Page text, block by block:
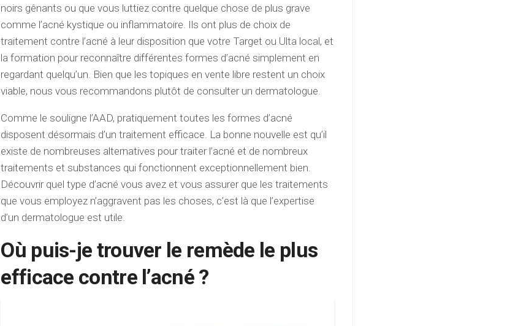
noirs gênants ou que vous luttiez contre quelque chose de plus grave
comme l’acné kystique ou inflammatoire. Ils ont plus de choix de
traitement contre l’acné à leur disposition que votre Target ou Ulta local, et
la formation pour reconnaître différentes formes d’acné simplement en
regardant quelqu’un. Bien que les topiques en vente libre restent un choix
viable, nous vous recommandons plutôt de consulter un dermatologue.
Comme le souligne l’AAD, pratiquement toutes les formes d’acné
disposent désormais d’un traitement efficace. La bonne nouvelle est qu’il
existe de nombreuses alternatives pour traiter l’acné et de nombreux
traitements et substances qui fonctionnent exceptionnellement bien.
Découvrir quel type d’acné vous avez et vous assurer que les traitements
que vous employez n’aggravent pas les choses, c’est là que l’expertise
d’un dermatologue est utile.
Où puis-je trouver le remède le plus
efficace contre l’acné ?